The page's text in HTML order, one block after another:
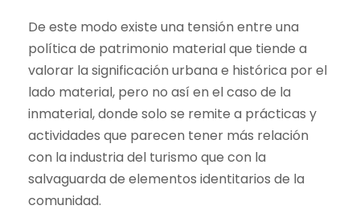
De este modo existe una tensión entre una
política de patrimonio material que tiende a
valorar la significación urbana e histórica por el
lado material, pero no así en el caso de la
inmaterial, donde solo se remite a prácticas y
actividades que parecen tener más relación
con la industria del turismo que con la
salvaguarda de elementos identitarios de la
comunidad.